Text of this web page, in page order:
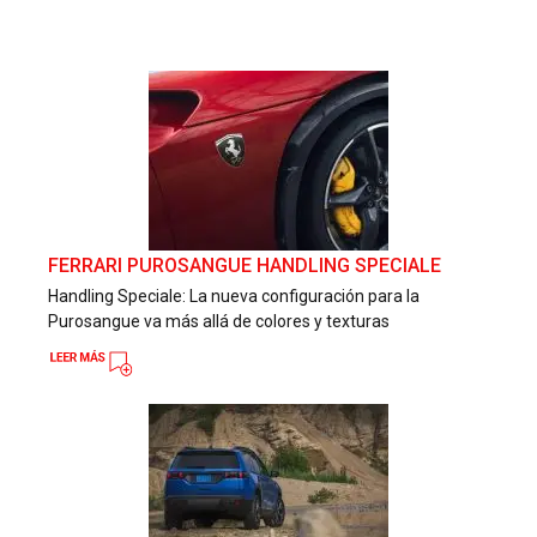
FERRARI PUROSANGUE HANDLING SPECIALE
Handling Speciale: La nueva configuración para la
Purosangue va más allá de colores y texturas